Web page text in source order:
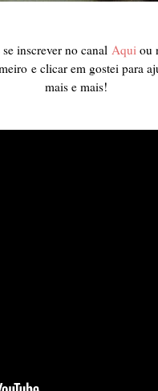
inscrever no canal Aqui ou
e clicar em gostei para
mais e mais!